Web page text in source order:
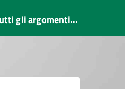
gli argomenti...